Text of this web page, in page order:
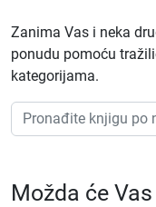
Zanima Vas i neka
ponudu pomoću
kategorijama.
Možda će